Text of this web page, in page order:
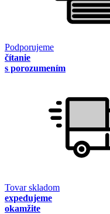
Podporujeme
čítanie
s porozumením
Tovar skladom
expedujeme
okamžite